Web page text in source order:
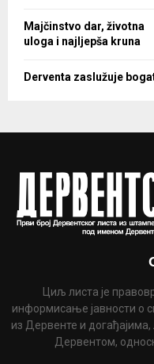
Majčinstvo dar, životna
uloga i najljepša kruna
Derventa zaslužuje
Циљ листа је
информисање јавности о
из Дервенте и
Дервентом,